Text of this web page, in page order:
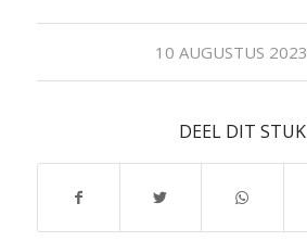
10 AUGUSTUS 2023
/
DEEL DIT STUK